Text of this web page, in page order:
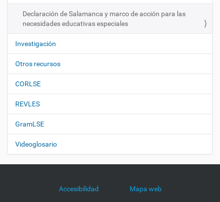
n
Declaración de Salamanca y marco de acción para las
necesidades educativas especiales
Investigación
Otros recursos
CORLSE
REVLES
GramLSE
Videoglosario
Accesibilidad Mapa web